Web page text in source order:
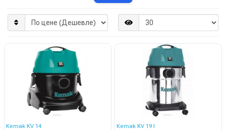
Kemak KV 14 Kemak KV 19 I